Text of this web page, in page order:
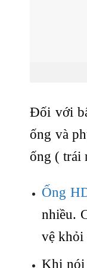
Đối với
ống và
ống ( trái
Ống
nhiều.
vệ khỏi
Khi nói